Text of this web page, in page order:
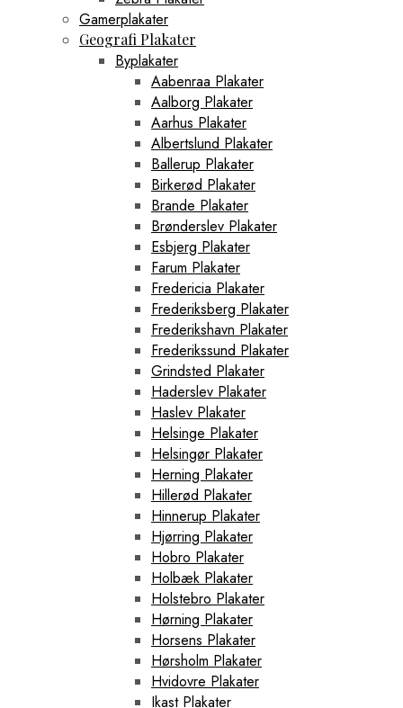
Gamerplakater
Geografi Plakater
Byplakater
Aabenraa Plakater
Aalborg Plakater
Aarhus Plakater
Albertslund Plakater
Ballerup Plakater
Birkerød Plakater
Brande Plakater
Brønderslev Plakater
Esbjerg Plakater
Farum Plakater
Fredericia Plakater
Frederiksberg Plakater
Frederikshavn Plakater
Frederikssund Plakater
Grindsted Plakater
Haderslev Plakater
Haslev Plakater
Helsinge Plakater
Helsingør Plakater
Herning Plakater
Hillerød Plakater
Hinnerup Plakater
Hjørring Plakater
Hobro Plakater
Holbæk Plakater
Holstebro Plakater
Hørning Plakater
Horsens Plakater
Hørsholm Plakater
Hvidovre Plakater
Ikast Plakater